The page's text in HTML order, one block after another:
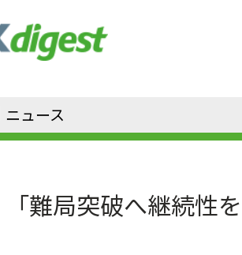
ニュース
「難局突破へ継続